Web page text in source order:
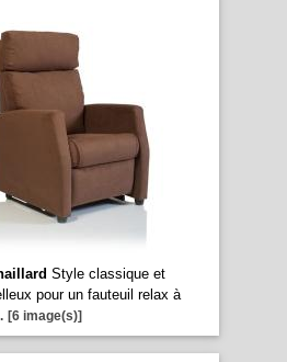
Style classique et
pour un fauteuil relax à
[6 image(s)]